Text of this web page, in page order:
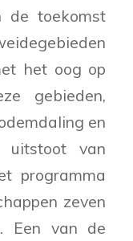
de toekomst
het oog op
gebieden,
en
uitstoot van
programma
zeven
Een van de